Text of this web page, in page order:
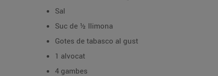
Sal
Suc de ½ llimona
Gotes de tabasco al gust
1 alvocat
4 gambes